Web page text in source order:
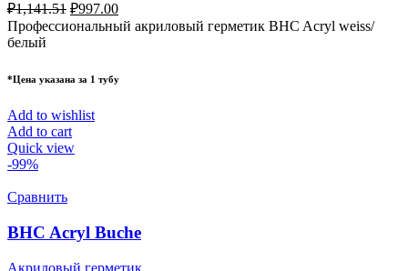
₽1,141.51 ₽997.00
Профессиональный акриловый герметик BHC Acryl weiss/
белый
*Цена указана за 1 тубу
Add to wishlist
Add to cart
Quick view
-99%
Сравнить
BHC Acryl Buche
Акриловый герметик